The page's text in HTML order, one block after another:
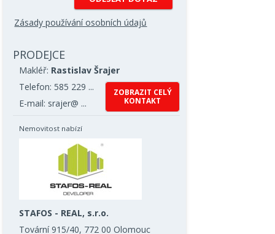
Zásady používání osobních údajů
PRODEJCE
Makléř: Rastislav Šrajer
Telefon: 585 229 ...
E-mail: srajer@ ...
ZOBRAZIT CELÝ
KONTAKT
Nemovitost nabízí
STAFOS - REAL, s.r.o.
Tovární 915/40, 772 00 Olomouc